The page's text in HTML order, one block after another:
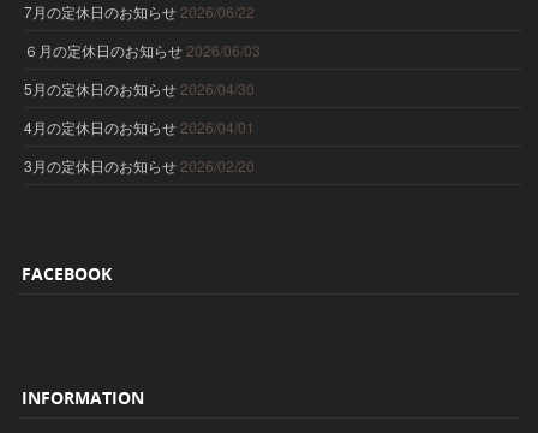
7月の定休日のお知らせ 2026/06/22
６月の定休日のお知らせ 2026/06/03
5月の定休日のお知らせ 2026/04/30
4月の定休日のお知らせ 2026/04/01
3月の定休日のお知らせ 2026/02/20
FACEBOOK
INFORMATION